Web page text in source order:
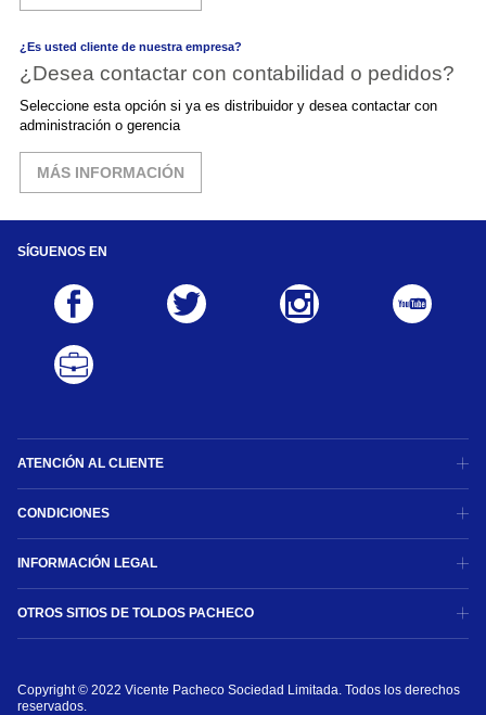
¿Es usted cliente de nuestra empresa?
¿Desea contactar con contabilidad o pedidos?
Seleccione esta opción si ya es distribuidor y desea contactar con
administración o gerencia
MÁS INFORMACIÓN
SÍGUENOS EN
ATENCIÓN AL CLIENTE
CONDICIONES
INFORMACIÓN LEGAL
OTROS SITIOS DE TOLDOS PACHECO
Copyright © 2022 Vicente Pacheco Sociedad Limitada. Todos los derechos
reservados.